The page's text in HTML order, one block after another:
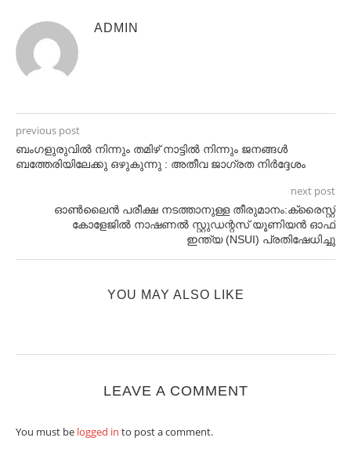
ADMIN
previous post
ബംഗളുരുവിൽ നിന്നും തമിഴ് നാട്ടിൽ നിന്നും ജനങ്ങൾ
ബത്തേരിയിലേക്കു ഒഴുകുന്നു : അതീവ ജാഗ്രത നിർദ്ദേശം
next post
ഓൺലൈൻ പരീക്ഷ നടത്താനുള്ള തീരുമാനം:ക്രൈസ്റ്റ്
കോളേജിൽ നാഷണൽ സ്റ്റുഡന്റസ് യൂണിയൻ ഓഫ്
ഇന്ത്യ (NSUI) പ്രതിഷേധിച്ചു
YOU MAY ALSO LIKE
LEAVE A COMMENT
You must be logged in to post a comment.